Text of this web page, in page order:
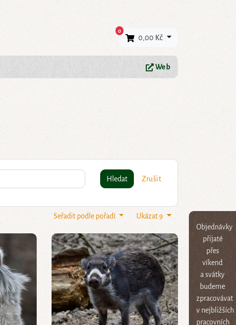
Objednávky
přijaté
přes
víkend
a svátky
budeme
zpracovávat
v nejbližších
pracovních
0×
0,00 Kč
Web
Hledat
Zrušit
Ukázat 9
Seřadit podle pořadí